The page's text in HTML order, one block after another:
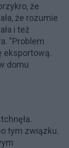
że
że rozumie
i też
"Problem
eksportową.
domu
tym związku.